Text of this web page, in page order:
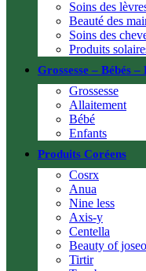
Soins des
Beauté des
Soins des
Produits
Grossesse – Bébés –
Grossesse
Allaitement
Bébé
Enfants
Produits Coréens
Cosrx
Anua
Nine less
Axis-y
Centella
Beauty of
Tirtir